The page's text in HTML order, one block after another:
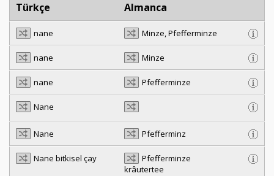
Türkçe Almanca
nane Minze, Pfefferminze
nane Minze
nane Pfefferminze
Nane
Nane Pfefferminz
Nane bitkisel çay
Pfefferminze
krâutertee